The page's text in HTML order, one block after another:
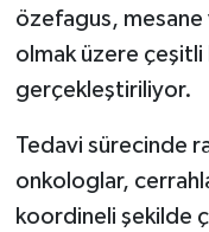
özefagus,
olmak üzere
gerçekleştiriliyor.
Tedavi sürecinde
onkologlar,
koordineli şekilde